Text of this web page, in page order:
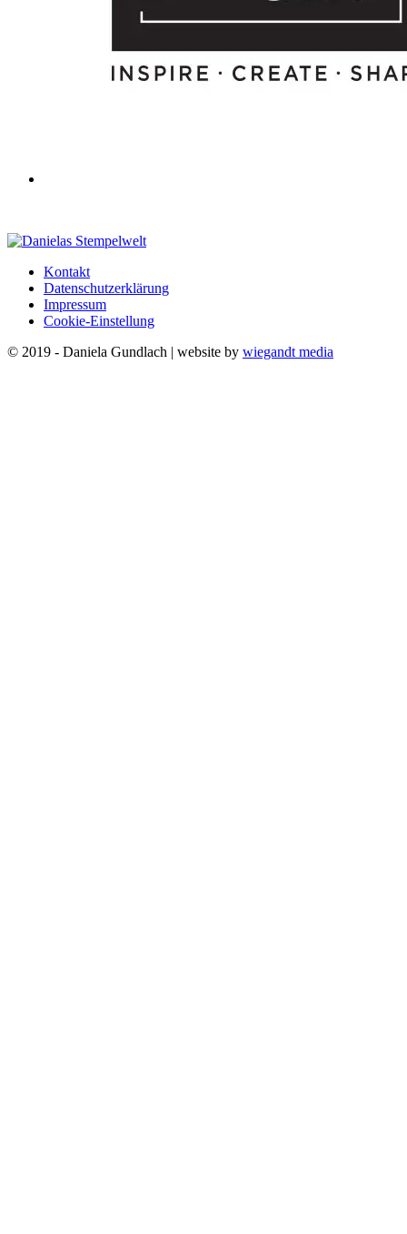
Kontakt
Datenschutzerklärung
Impressum
Cookie-Einstellung
© 2019 - Daniela Gundlach | website by wiegandt media